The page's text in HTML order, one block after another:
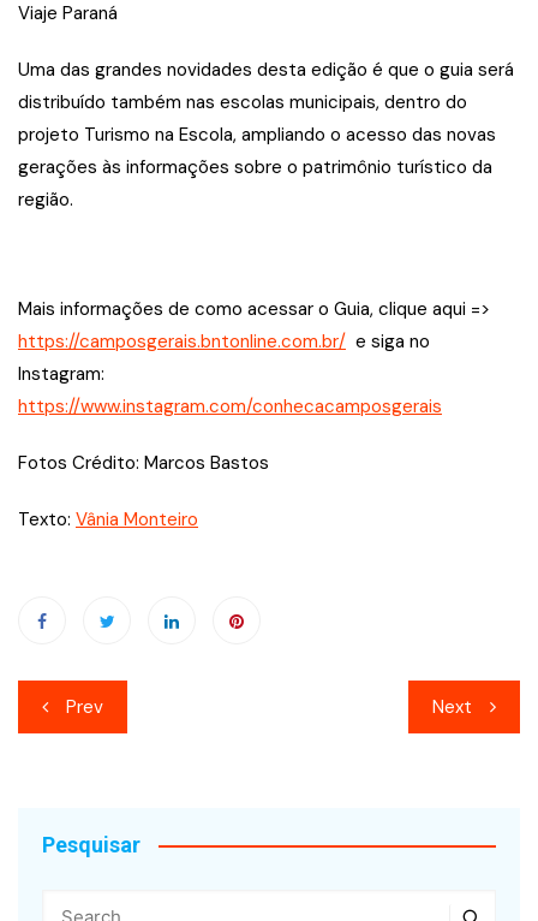
Viaje Paraná
Uma das grandes novidades desta edição é que o guia será
distribuído também nas escolas municipais, dentro do
projeto Turismo na Escola, ampliando o acesso das novas
gerações às informações sobre o patrimônio turístico da
região.
Mais informações de como acessar o Guia, clique aqui =>
https://camposgerais.bntonline.com.br/ e siga no
Instagram:
https://www.instagram.com/conhecacamposgerais
Fotos Crédito: Marcos Bastos
Texto: Vânia Monteiro
Navegação
de
Prev Next
Pesquisar